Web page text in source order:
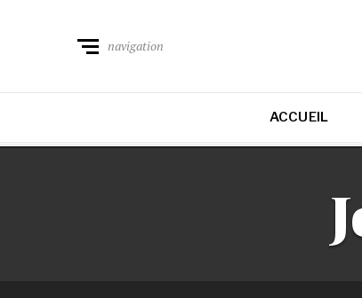
navigation
ACCUEIL